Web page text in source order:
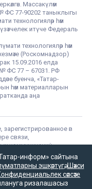
Массакүләм
ФС 77-90202 таныклыгы
технологияләр һәм
итүче Федераль
технологияләр һәм
(Роскомнадзор)
15.09.2016 елда
№ ФС 77 – 67031. РФ
буенча, «Татар-
һәм материалларын
аңа
зарегистрированное в
связи,
коммуникаций
СМИ ЭЛ № ФС 77 - 90202
по надзору в сфере
коммуникаций.
информационное
в сфере связи,
информ» сайтына
эшкәртүгә,Шәхси
сәясәте
ризалашасыз